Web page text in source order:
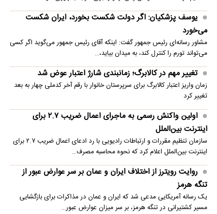
یوسف پزشکیان: اگر دولت شکست بخورد، ایران شکست
می‌خورد
مشاور رسانه‌ای رئیس جمهور گفت: اینکه آقای رئیس جمهور می‌گوید اگر کسی
می‌تواند تورم را کنترل کند، به میدان بیاید،…
تغییر مهم در کالابرگ؛ زمانبندی‌ شارژ اعتبار عوض شد
زمان واریز اعتبار کالابرگ برای سرپرستان خانوار با رقم آخر کدملی چهار به بعد
تغییر کرد
اولین واکنش رسمی به ماجرای اعمال ضریب ۲.۷ برای
اینترنت بین‌الملل
سازمان تنظیم مقررات و ارتباطات رادیویی با رد ادعای اعمال ضریب ۲.۷ برای
اینترنت بین‌الملل اعلام کرد که نحوه محاسبه مصرف…
روایت رویترز از اختلاف ایران و عمان بر سر عوارض عبور از
تنگه هرمز
یک رسانه آمریکایی مدعی شد که ایران و عمان در مذاکرات برای بازگشایی
مسیر کشتیرانی در تنگه هرمز، بر سر میزان عوارض عبور…